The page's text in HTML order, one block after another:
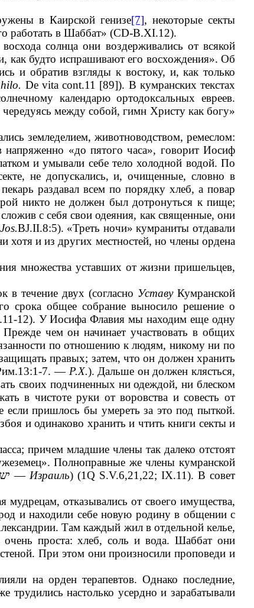
в Каирской генизе[7], некоторые секты
работать в Шаббат» (CD-B.XI.12).
солнца они воздерживались от всякой
как будто испрашивают его восхождения». Об
и обратив взгляды к востоку, и, как только
De vita cont.11 [89]). В кумранских текстах
календарю ортодоксальных евреев.
чередуясь между собой, гимн Христу как богу»
земледелием, животноводством, ремеслом:
«до пятого часа», говорит Иосиф
и умывали себе тело холодной водой. По
не допускались, и, очищенные, словно в
раздавал всем по порядку хлеб, а повар
никто не должен был дотронуться к пище;
с себя свои одеяния, как священные, они
Jos.BJ.II.8:5). «Треть ночи» кумраниты отдавали
хотя и из других местностей, но члены ордена
множества уставших от жизни пришельцев,
течение двух (согласно УставуКумранской
срока общее собрание выносило решение о
12). У Иосифа Флавия мы находим еще одну
чем он начинает участвовать в общих
по отношению к людям, никому ни по
правых; затем, что он должен хранить
Рим.13:1-7. — Р.Х.). Дальше он должен клясться,
своих подчиненных ни одеждой, ни блеском
в чистоте руки от воровства и совесть от
если пришлось бы умереть за это под пыткой.
и одинаково хранить и чтить книги секты и
причем младшие члены так далеко отстоят
Полноправные же члены кумранской
— Израиль) (1Q S.V.6,21,22; IX.11). В совет
мудрецам, отказывались от своего имущества,
и находили себе новую родину в общении с
Там каждый жил в отдельной келье,
проста: хлеб, соль и вода. Шаббат они
При этом они произносили проповеди и
на орден терапевтов. Однако последние,
трудились настолько усердно и зарабатывали